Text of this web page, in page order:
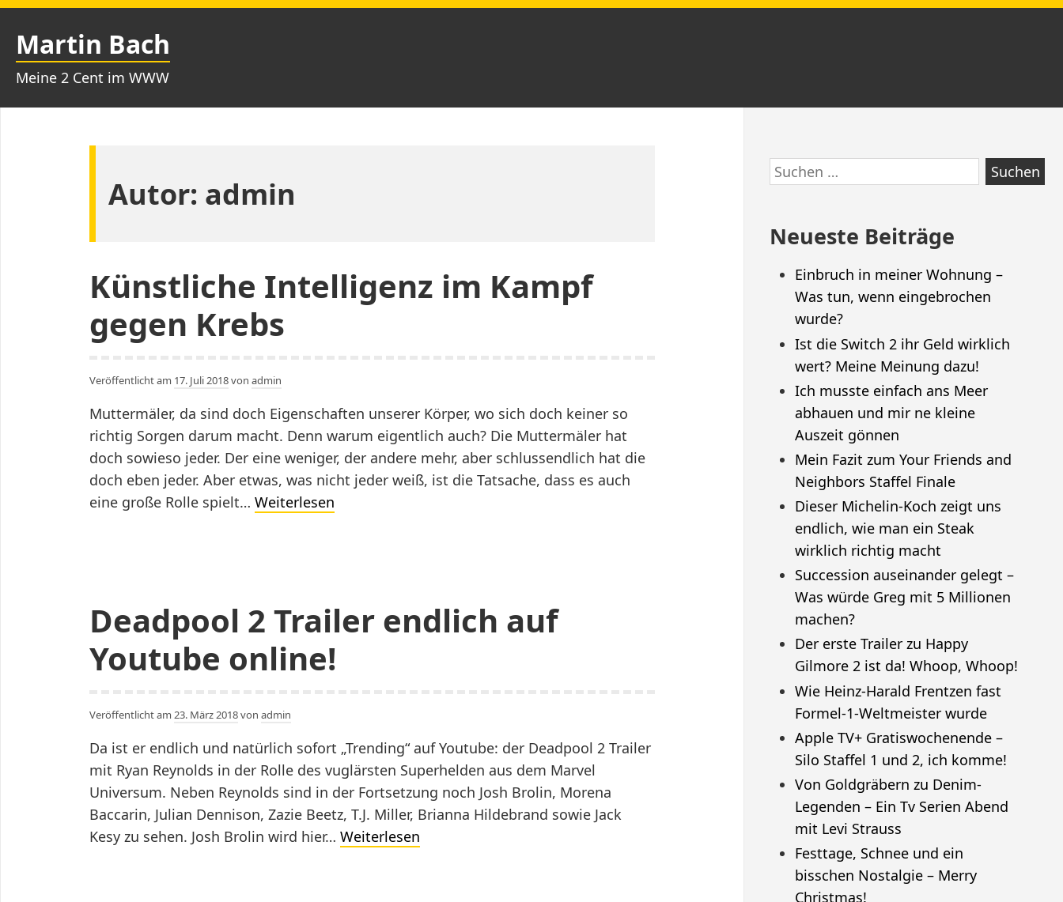
Zum
Inhalt
springen
Martin Bach
Meine 2 Cent im WWW
Autor: admin
Künstliche Intelligenz im Kampf
gegen Krebs
Veröffentlicht am 17. Juli 2018von admin
Muttermäler, da sind doch Eigenschaften unserer Körper, wo sich doch keiner so
richtig Sorgen darum macht. Denn warum eigentlich auch? Die Muttermäler hat
doch sowieso jeder. Der eine weniger, der andere mehr, aber schlussendlich hat die
doch eben jeder. Aber etwas, was nicht jeder weiß, ist die Tatsache, dass es auch
eine große Rolle spielt… Weiterlesen
Krebs
Deadpool 2 Trailer endlich auf
Youtube online!
Veröffentlicht am 23. März 2018von admin
Da ist er endlich und natürlich sofort „Trending“ auf Youtube: der Deadpool 2 Trailer
mit Ryan Reynolds in der Rolle des vuglärsten Superhelden aus dem Marvel
Universum. Neben Reynolds sind in der Fortsetzung noch Josh Brolin, Morena
Baccarin, Julian Dennison, Zazie Beetz, T.J. Miller, Brianna Hildebrand sowie Jack
Kesy zu sehen. Josh Brolin wird hier… Weiterlesen
Zum
Footer
Suchen
nach:
Neueste Beiträge
Einbruch in meiner Wohnung –
Was tun, wenn eingebrochen
wurde?
Ist die Switch 2 ihr Geld wirklich
wert? Meine Meinung dazu!
Ich musste einfach ans Meer
abhauen und mir ne kleine
Auszeit gönnen
Mein Fazit zum Your Friends and
Neighbors Staffel Finale
Dieser Michelin-Koch zeigt uns
endlich, wie man ein Steak
wirklich richtig macht
Succession auseinander gelegt –
Was würde Greg mit 5 Millionen
machen?
Der erste Trailer zu Happy
Gilmore 2 ist da! Whoop, Whoop!
Wie Heinz-Harald Frentzen fast
Formel-1-Weltmeister wurde
Apple TV+ Gratiswochenende –
Silo Staffel 1 und 2, ich komme!
Von Goldgräbern zu Denim-
Legenden – Ein Tv Serien Abend
mit Levi Strauss
Festtage, Schnee und ein
bisschen Nostalgie – Merry
Christmas!